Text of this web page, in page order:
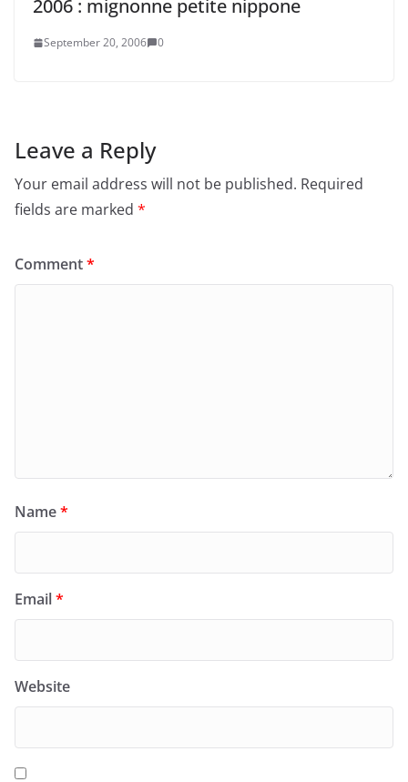
2006 : mignonne petite nippone
September 20, 2006 0
Leave a Reply
Your email address will not be published. Required
fields are marked *
Comment*
Name*
Email*
Website